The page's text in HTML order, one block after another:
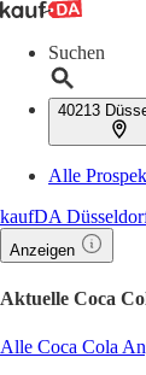
Suchen
40213
Alle
kaufDA
Anzeigen
Aktuelle Coca
Alle Coca Cola